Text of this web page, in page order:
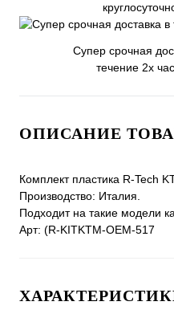
Супер срочная
течение 2х
ОПИСАНИЕ
Комплект пластика R-Tech
Производство: Италия.
Подходит на такие модели
Арт: (R-KITKTM-OEM-517